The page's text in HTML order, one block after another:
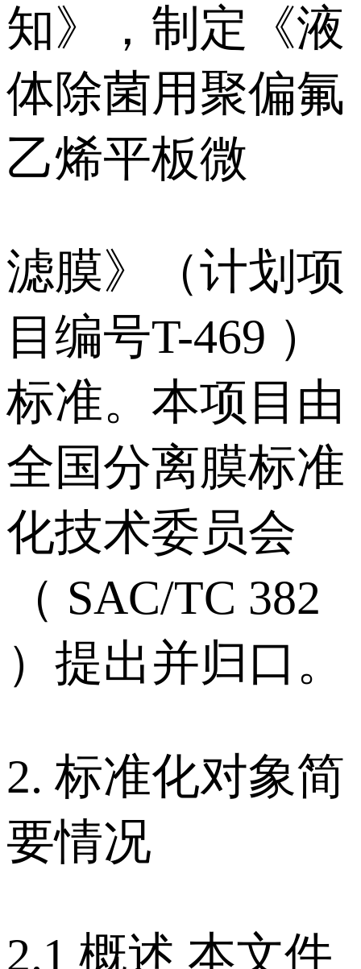
知》，制定《液
体除菌用聚偏氟
乙烯平板微
滤膜》（计划项
目编号T-469 ）
标准。本项目由
全国分离膜标准
化技术委员会
（ SAC/TC 382
）提出并归口。
2. 标准化对象简
要情况
2.1 概述 本文件